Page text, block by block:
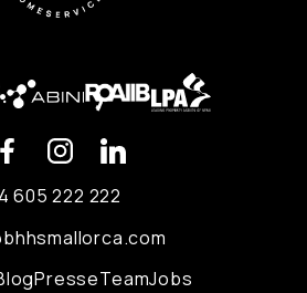
605 222 222
PresseTeamJobs